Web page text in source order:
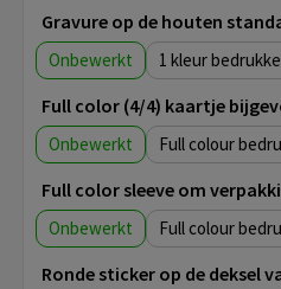
Gravure op de houten
Onbewerkt 1
Full color (4/4) kaartje
Onbewerkt Full colour
Full color sleeve om
Onbewerkt Full colour
Ronde sticker op de deksel